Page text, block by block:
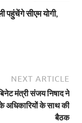
निर्मला सीतारमण पेश कर रही
प्रयागराज पहुंचे डिप्टी
पहुंचेंगे सीएम योगी,
NEXT ARTICLE
मंत्री संजय निषाद ने
अधिकारियों के साथ की
बैठक